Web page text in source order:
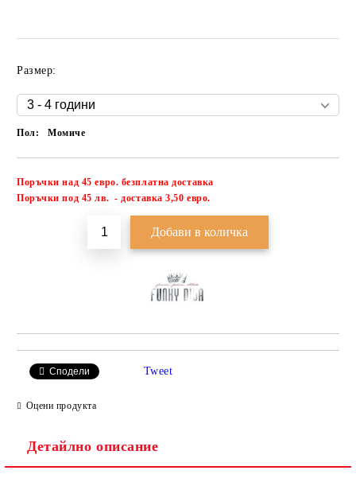
Размер:
Пол: Момиче
Поръчки над 45 евро. безплатна доставка
Поръчки под 45 лв. - доставка 3,50 евро.
Сподели Tweet
Оцени продукта
Детайлно описание